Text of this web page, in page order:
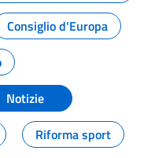
Consiglio d'Europa
Notizie
Riforma sport